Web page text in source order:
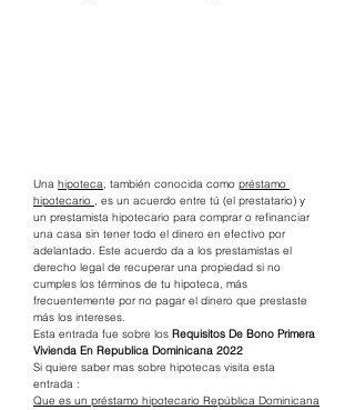
Una hipoteca, también conocida como préstamo
hipotecario , es un acuerdo entre tú (el prestatario) y
un prestamista hipotecario para comprar o refinanciar
una casa sin tener todo el dinero en efectivo por
adelantado. Este acuerdo da a los prestamistas el
derecho legal de recuperar una propiedad si no
cumples los términos de tu hipoteca, más
frecuentemente por no pagar el dinero que prestaste
más los intereses.
Esta entrada fue sobre los Requisitos De Bono Primera
Vivienda En Republica Dominicana 2022
Si quiere saber mas sobre hipotecas visita esta
entrada :
Que es un préstamo hipotecario República Dominicana